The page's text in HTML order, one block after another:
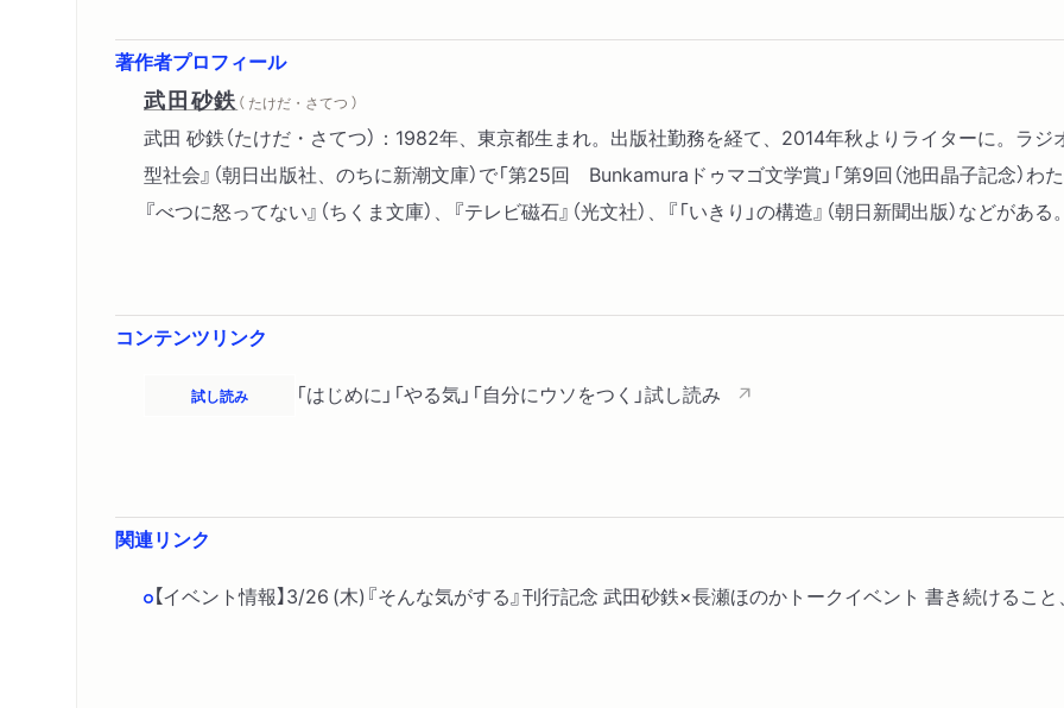
著作者プロフィール
武田砂鉄 （ たけだ・さてつ ）
武田 砂鉄（たけだ・さてつ）：1982年、東京都生まれ。出版社勤務を経て、2014年秋よりライターに。ラ
型社会』（朝日出版社、のちに新潮文庫）で「第25回 Bunkamuraドゥマゴ文学賞」「第9回（池田晶子記念）
『べつに怒ってない』（ちくま文庫）、『テレビ磁石』（光文社）、『「いきり」の構造』（朝日新聞出版）などが
コンテンツリンク
試し読み 「はじめに」「やる気」「自分にウソをつく」試し読み
関連リンク
【イベント情報】3/26 (木)『そんな気がする』刊行記念 武田砂鉄×長瀬ほのかトークイベント 書き続けるこ